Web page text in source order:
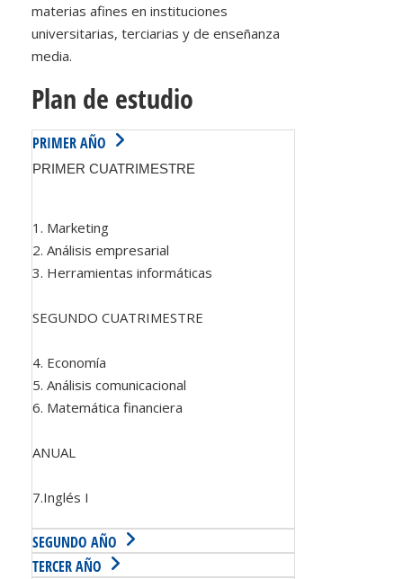
materias afines en instituciones
universitarias, terciarias y de enseñanza
media.
Plan de estudio
PRIMER AÑO
PRIMER CUATRIMESTRE
1. Marketing
2. Análisis empresarial
3. Herramientas informáticas
SEGUNDO CUATRIMESTRE
4. Economía
5. Análisis comunicacional
6. Matemática financiera
ANUAL
7.Inglés I
SEGUNDO AÑO
TERCER AÑO